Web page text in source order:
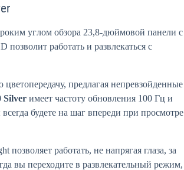
м углом обзора 23,8-дюймовой панели с
позволит работать и развлекаться с
цветопередачу, предлагая непревзойденные
Silver имеет частоту обновления 100 Гц и
будете на шаг впереди при просмотре
работать, не напрягая глаза, за
вы переходите в развлекательный режим,